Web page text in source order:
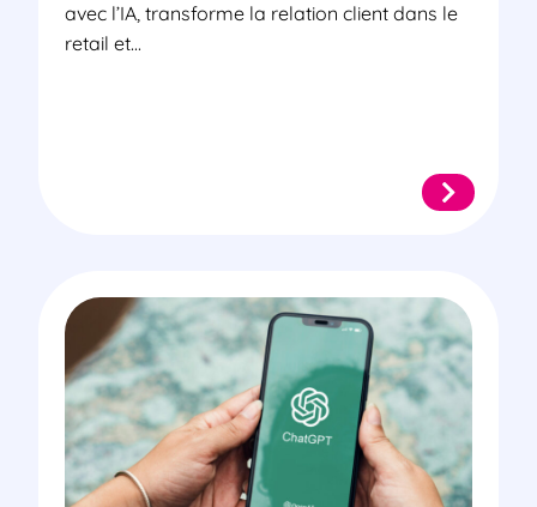
avec l’IA, transforme la relation client dans le
retail et...